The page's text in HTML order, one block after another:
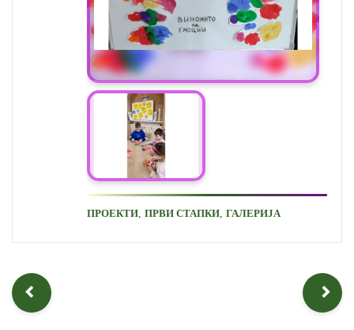
ПРОЕКТИ,ПРВИ СТАПКИ,ГАЛЕРИЈА